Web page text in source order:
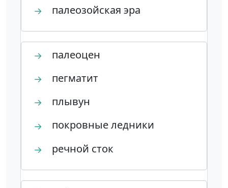
→ палеозойская эра
→ палеоцен
→ пегматит
→ плывун
→ покровные ледники
→ речной сток